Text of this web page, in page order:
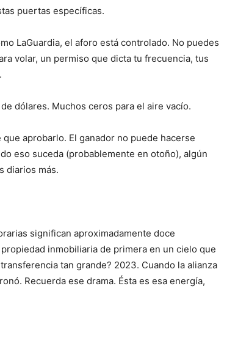
puertas específicas.
LaGuardia, el aforo está controlado. No puedes
volar, un permiso que dicta tu frecuencia, tus
dólares. Muchos ceros para el aire vacío.
aprobarlo. El ganador no puede hacerse
eso suceda (probablemente en otoño), algún
diarios más.
significan aproximadamente doce
inmobiliaria de primera en un cielo que
tan grande? 2023. Cuando la alianza
Recuerda ese drama. Ésta es esa energía,